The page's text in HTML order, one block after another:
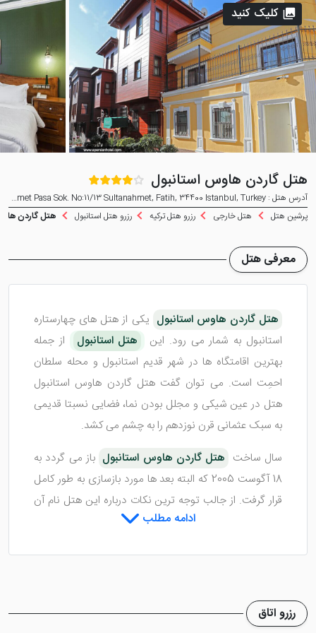
هتل گاردن‌ هاوس استانبول
آدرس هتل : Kucuk Ayasofya Mah. Sehit Mehmet Pasa Sok. No:11/13 Sultanahmet, Fatih, 34400 Istanbul, Turkey
پرشین هتل
هتل خارجی رزرو هتل ترکیه رزرو هتل استانبول هتل گاردن‌
کلیک کنید
معرفی هتل
هتل گاردن‌ هاوس استانبول یکی از هتل های چهارستاره
استانبول به شمار می رود. این
هتل استانبول
از جمله
بهترین اقامتگاه ها در شهر قدیم استانبول و محله سلطان
احمِت است. می توان گفت هتل گاردن هاوس استانبول
هتل در عین شیکی و مجلل بودن نما، فضایی نسبتا قدیمی
به سبک عثمانی قرن نوزدهم را به چشم می کشد.
سال ساخت هتل گاردن هاوس استانبول باز می گردد به
18 آگوست 2005 که البته بعد ها مورد بازسازی به طور کامل
قرار گرفت. از جالب توجه ترین نکات درباره این هتل نام آن
است که بر گرفته از دو باغ دوست داشتنی با درختان گردوی
اطلاعات هتل ترغیب به اقامت در آن خواهید شد.
ادامه مطلب
رزرو اتاق